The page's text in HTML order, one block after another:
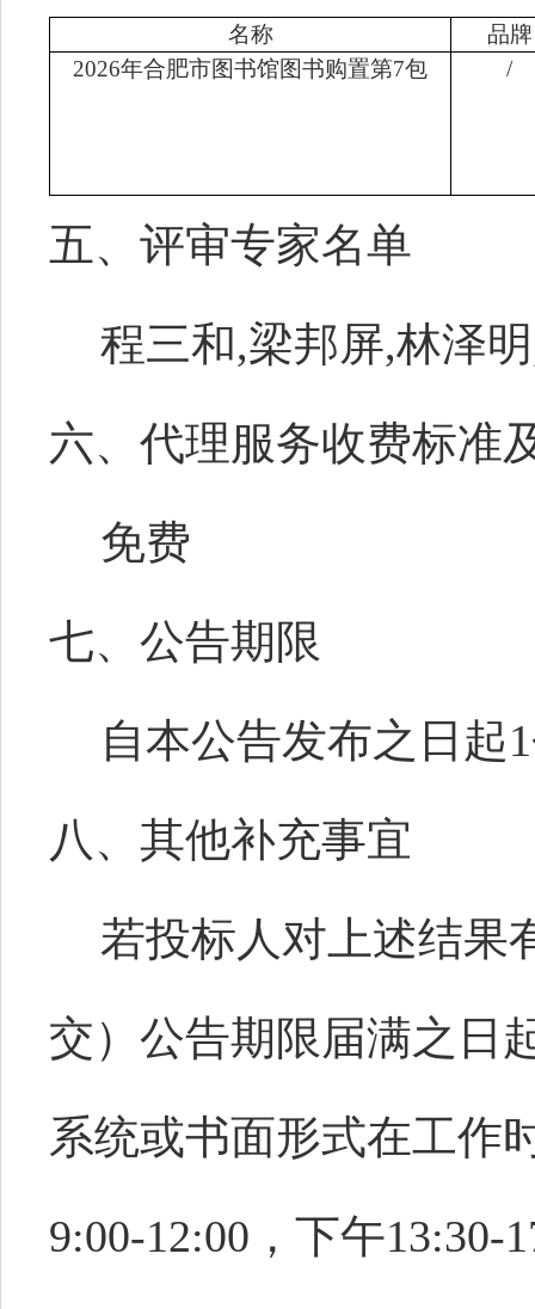
名称
品牌
2026年合肥市图书馆图书购置第7包 /
五、评审专家名单
程三和,梁邦屏,林泽
六、代理服务收费标准
免费
七、公告期限
自本公告发布之日起
八、其他补充事宜
若投标人对上述结果
交）公告期限届满之日
系统或书面形式在工作
9:00-12:00，下午13:30-